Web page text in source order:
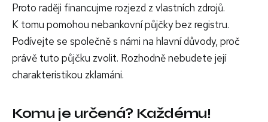
Proto raději financujme rozjezd z vlastních zdrojů.
K tomu pomohou nebankovní půjčky bez registru.
Podívejte se společně s námi na hlavní důvody, proč
právě tuto půjčku zvolit. Rozhodně nebudete její
charakteristikou zklamáni.
Komu je určená? Každému!